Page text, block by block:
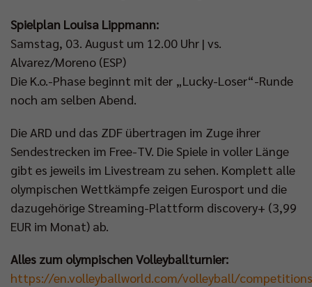
Spielplan Louisa Lippmann:
Samstag, 03. August um 12.00 Uhr | vs.
Alvarez/Moreno (ESP)
Die K.o.-Phase beginnt mit der „Lucky-Loser“-Runde
noch am selben Abend.
Die ARD und das ZDF übertragen im Zuge ihrer
Sendestrecken im Free-TV. Die Spiele in voller Länge
gibt es jeweils im Livestream zu sehen. Komplett alle
olympischen Wettkämpfe zeigen Eurosport und die
dazugehörige Streaming-Plattform discovery+ (3,99
EUR im Monat) ab.
Alles zum olympischen Volleyballturnier:
https://en.volleyballworld.com/volleyball/